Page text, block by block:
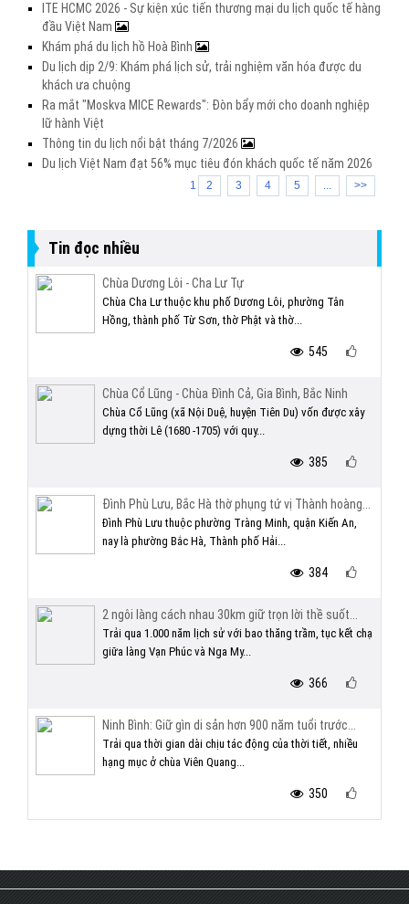
ITE HCMC 2026 - Sự kiện xúc tiến thương mại du lịch quốc tế hàng
đầu Việt Nam
Khám phá du lịch hồ Hoà Bình
Du lịch dịp 2/9: Khám phá lịch sử, trải nghiệm văn hóa được du
khách ưa chuộng
Ra mắt "Moskva MICE Rewards": Đòn bẩy mới cho doanh nghiệp
lữ hành Việt
Thông tin du lịch nổi bật tháng 7/2026
Du lịch Việt Nam đạt 56% mục tiêu đón khách quốc tế năm 2026
1 2 3 4 5 ... >>
Tin đọc nhiều
Chùa Dương Lôi - Cha Lư Tự
Chùa Cha Lư thuộc khu phố Dương Lôi, phường Tân
Hồng, thành phố Từ Sơn, thờ Phật và thờ...
545
Chùa Cổ Lũng - Chùa Đình Cả, Gia Bình, Bắc Ninh
Chùa Cổ Lũng (xã Nội Duệ, huyện Tiên Du) vốn được xây
dựng thời Lê (1680 -1705) với quy...
385
Đình Phù Lưu, Bắc Hà thờ phụng tứ vị Thành hoàng...
Đình Phù Lưu thuộc phường Tràng Minh, quận Kiến An,
nay là phường Bắc Hà, Thành phố Hải...
384
2 ngôi làng cách nhau 30km giữ trọn lời thề suốt...
Trải qua 1.000 năm lịch sử với bao thăng trầm, tục kết chạ
giữa làng Vạn Phúc và Nga My...
366
Ninh Bình: Giữ gìn di sản hơn 900 năm tuổi trước...
Trải qua thời gian dài chịu tác động của thời tiết, nhiều
hạng mục ở chùa Viên Quang...
350